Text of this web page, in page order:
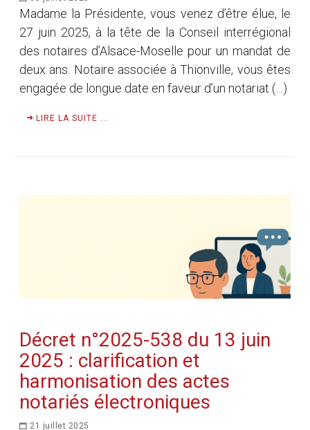
Madame la Présidente, vous venez d’être élue, le
27 juin 2025, à la tête de la Conseil interrégional
des notaires d’Alsace-Moselle pour un mandat de
deux ans. Notaire associée à Thionville, vous êtes
engagée de longue date en faveur d’un notariat (…)
LIRE LA SUITE ...
Décret n°2025-538 du 13 juin
2025 : clarification et
harmonisation des actes
notariés électroniques
21 juillet 2025